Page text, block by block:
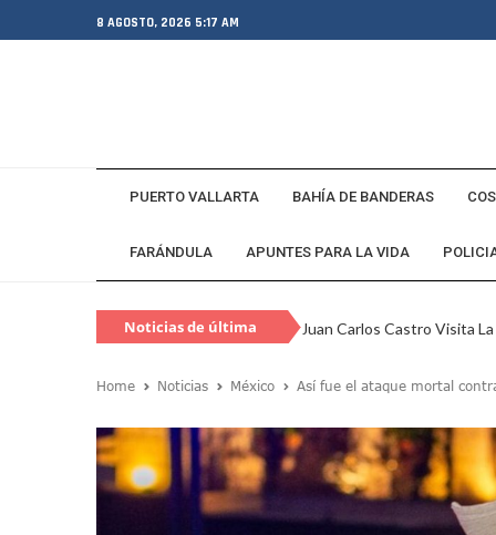
8 AGOSTO, 2026 5:17 AM
PUERTO VALLARTA BAHÍA DE BANDERAS
FARÁNDULA APUNTES PARA LA VIDA
Noticias de última
Juan Carlos Castro Visita
Gobierno De Luis Munguía
Eclipse Solar 2026: ¿En
Habitante Pide Proteger A
Coparmex Vallarta Reporta
Home Noticias México Así fue el ataque mortal